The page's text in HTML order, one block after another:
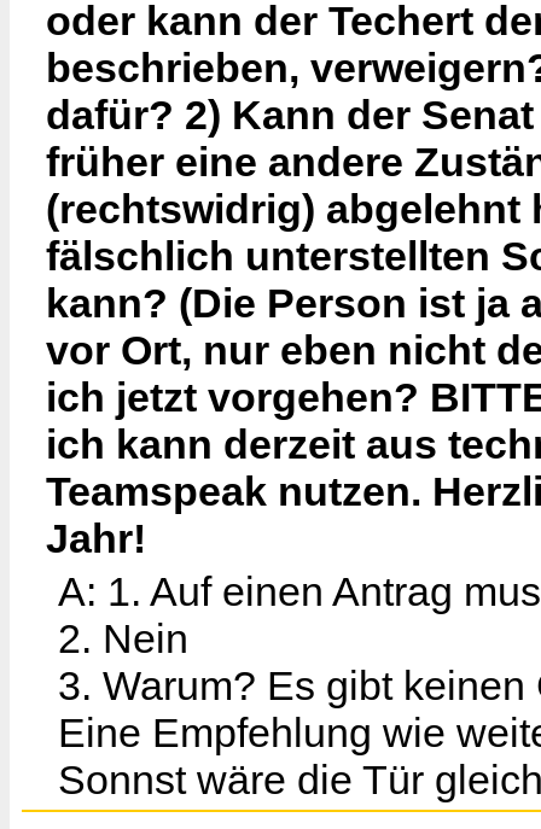
oder kann der Techert
beschrieben,
dafür? 2) Kann der
früher eine andere
(rechtswidrig) abgelehnt
fälschlich unterstellten
kann? (Die Person ist ja
vor Ort, nur eben nicht
ich jetzt vorgehen?
ich kann derzeit aus
Teamspeak nutzen.
Jahr!
A: 1. Auf einen Antrag
2. Nein
3. Warum? Es gibt keinen
Eine Empfehlung wie
Sonnst wäre die Tür